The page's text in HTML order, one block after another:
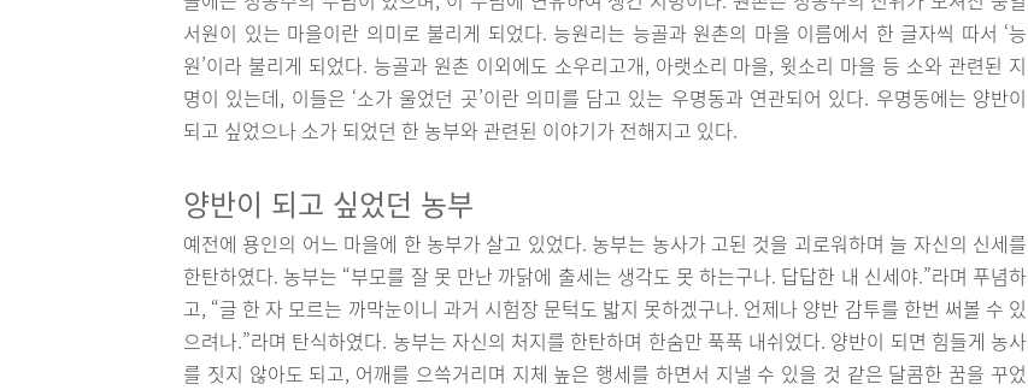
서원이 있는 마을이란 의미로 불리게 되었다. 능원리는 능골과 원촌의 마을 이름에서 한 글자씩 따서 ‘능
원’이라 불리게 되었다. 능골과 원촌 이외에도 소우리고개, 아랫소리 마을, 윗소리 마을 등 소와 관련된 지
명이 있는데, 이들은 ‘소가 울었던 곳’이란 의미를 담고 있는 우명동과 연관되어 있다. 우명동에는 양반이
되고 싶었으나 소가 되었던 한 농부와 관련된 이야기가 전해지고 있다.
양반이 되고 싶었던 농부
예전에 용인의 어느 마을에 한 농부가 살고 있었다. 농부는 농사가 고된 것을 괴로워하며 늘 자신의 신세를
한탄하였다. 농부는 “부모를 잘 못 만난 까닭에 출세는 생각도 못 하는구나. 답답한 내 신세야.”라며 푸념하
고, “글 한 자 모르는 까막눈이니 과거 시험장 문턱도 밟지 못하겠구나. 언제나 양반 감투를 한번 써볼 수 있
으려나.”라며 탄식하였다. 농부는 자신의 처지를 한탄하며 한숨만 푹푹 내쉬었다. 양반이 되면 힘들게 농사
를 짓지 않아도 되고, 어깨를 으쓱거리며 지체 높은 행세를 하면서 지낼 수 있을 것 같은 달콤한 꿈을 꾸었